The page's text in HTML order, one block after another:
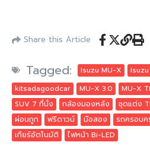
Share this Article
Tagged: Isuzu MU-X
kitsadagoodcar
MU-X 3.0 MU-X
SUV 7 ที่นั่ง
กล้องมองหลัง ชุดแต่ง
ผ่อนถูก
ฟรีดาวน์ มือสอง รถครอบค
เกียร์อัตโนมัติ
ไฟหน้า Bi-LED